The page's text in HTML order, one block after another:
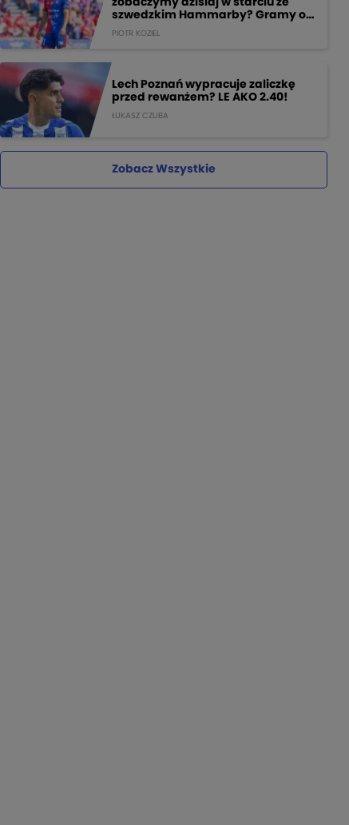
szwedzkim Hammarby? Gramy o
PIOTR KOZIEL
Lech Poznań wypracuje zaliczkę
przed rewanżem? LE AKO 2.40!
ŁUKASZ CZUBA
Zobacz Wszystkie